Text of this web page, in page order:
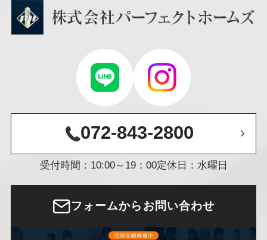
072-843-2800
受付時間：10:00～19：00定休日：水曜日
フォームからお問い合わせ